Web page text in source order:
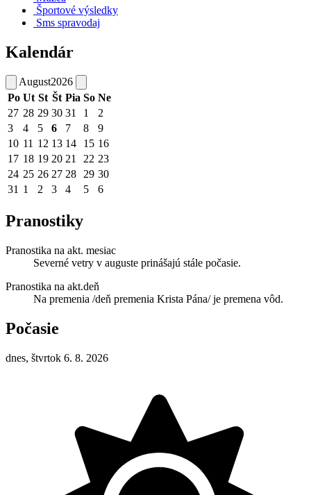
Športové výsledky
Sms spravodaj
Kalendár
August2026
Po Ut St Št Pia So Ne
27 28 29 30 31 1
2
3
4 5 6 7 8
9
10 11 12 13 14 15 16
17 18 19 20 21 22 23
24 25 26 27 28 29 30
31 1 2 3 4 5 6
Pranostiky
Pranostika na akt. mesiac
Severné vetry v auguste prinášajú stále počasie.
Pranostika na akt.deň
Na premenia /deň premenia Krista Pána/ je premena vôd.
Počasie
dnes, štvrtok 6. 8. 2026